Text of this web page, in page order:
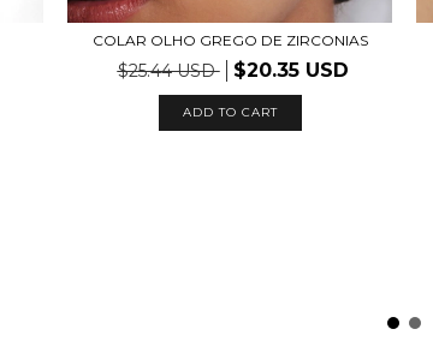
COLAR OLHO GREGO DE ZIRCONIAS
$25.44 USD $20.35 USD